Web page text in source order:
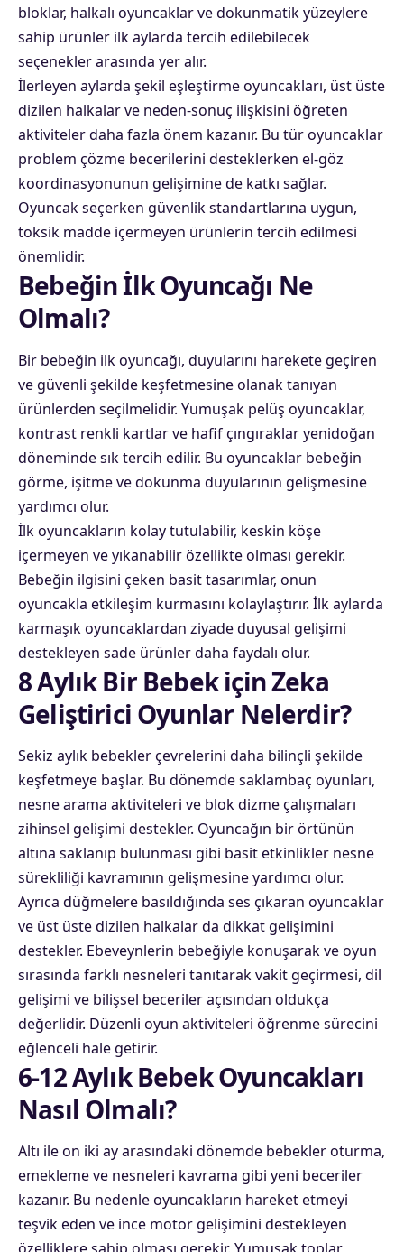
bloklar, halkalı oyuncaklar ve dokunmatik yüzeylere
sahip ürünler ilk aylarda tercih edilebilecek
seçenekler arasında yer alır.
İlerleyen aylarda şekil eşleştirme oyuncakları, üst üste
dizilen halkalar ve neden-sonuç ilişkisini öğreten
aktiviteler daha fazla önem kazanır. Bu tür oyuncaklar
problem çözme becerilerini desteklerken el-göz
koordinasyonunun gelişimine de katkı sağlar.
Oyuncak seçerken güvenlik standartlarına uygun,
toksik madde içermeyen ürünlerin tercih edilmesi
önemlidir.
Bebeğin İlk Oyuncağı Ne
Olmalı?
Bir bebeğin ilk oyuncağı, duyularını harekete geçiren
ve güvenli şekilde keşfetmesine olanak tanıyan
ürünlerden seçilmelidir. Yumuşak pelüş oyuncaklar,
kontrast renkli kartlar ve hafif çıngıraklar yenidoğan
döneminde sık tercih edilir. Bu oyuncaklar bebeğin
görme, işitme ve dokunma duyularının gelişmesine
yardımcı olur.
İlk oyuncakların kolay tutulabilir, keskin köşe
içermeyen ve yıkanabilir özellikte olması gerekir.
Bebeğin ilgisini çeken basit tasarımlar, onun
oyuncakla etkileşim kurmasını kolaylaştırır. İlk aylarda
karmaşık oyuncaklardan ziyade duyusal gelişimi
destekleyen sade ürünler daha faydalı olur.
8 Aylık Bir Bebek için Zeka
Geliştirici Oyunlar Nelerdir?
Sekiz aylık bebekler çevrelerini daha bilinçli şekilde
keşfetmeye başlar. Bu dönemde saklambaç oyunları,
nesne arama aktiviteleri ve blok dizme çalışmaları
zihinsel gelişimi destekler. Oyuncağın bir örtünün
altına saklanıp bulunması gibi basit etkinlikler nesne
sürekliliği kavramının gelişmesine yardımcı olur.
Ayrıca düğmelere basıldığında ses çıkaran oyuncaklar
ve üst üste dizilen halkalar da dikkat gelişimini
destekler. Ebeveynlerin bebeğiyle konuşarak ve oyun
sırasında farklı nesneleri tanıtarak vakit geçirmesi, dil
gelişimi ve bilişsel beceriler açısından oldukça
değerlidir. Düzenli oyun aktiviteleri öğrenme sürecini
eğlenceli hale getirir.
6-12 Aylık Bebek Oyuncakları
Nasıl Olmalı?
Altı ile on iki ay arasındaki dönemde bebekler oturma,
emekleme ve nesneleri kavrama gibi yeni beceriler
kazanır. Bu nedenle oyuncakların hareket etmeyi
teşvik eden ve ince motor gelişimini destekleyen